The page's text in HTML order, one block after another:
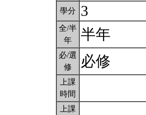
學分 3
全/半
年
半年
必/選
修
必修
上課
時間
上課